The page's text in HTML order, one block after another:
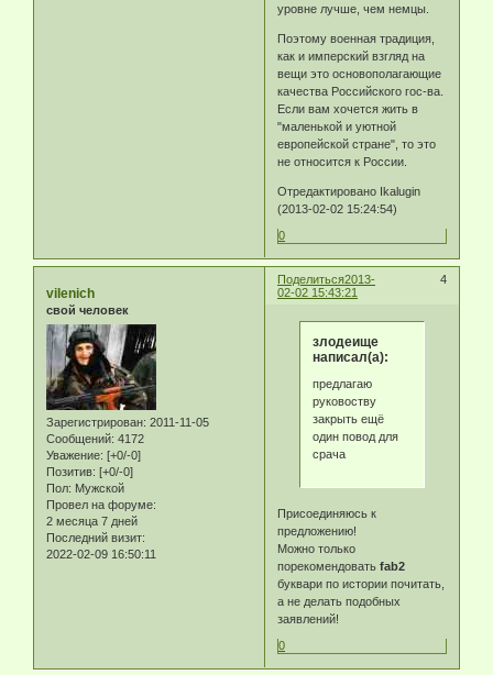
уровне лучше, чем немцы.
Поэтому военная традиция,
как и имперский взгляд на
вещи это основополагающие
качества Российского гос-ва.
Если вам хочется жить в
"маленькой и уютной
европейской стране", то это
не относится к России.
Отредактировано Ikalugin
(2013-02-02 15:24:54)
0
Поделиться 4
2013-
02-02 15:43:21
vilenich
свой человек
Зарегистрирован: 2011-11-05
Сообщений: 4172
Уважение: [+0/-0]
Позитив: [+0/-0]
Пол: Мужской
Провел на форуме:
2 месяца 7 дней
Последний визит:
2022-02-09 16:50:11
злодеище
написал(а):
предлагаю
руковоству
закрыть ещё
один повод для
срача
Присоединяюсь к
предложению!
Можно только
порекомендоватьfab2
буквари по истории почитать,
а не делать подобных
заявлений!
0